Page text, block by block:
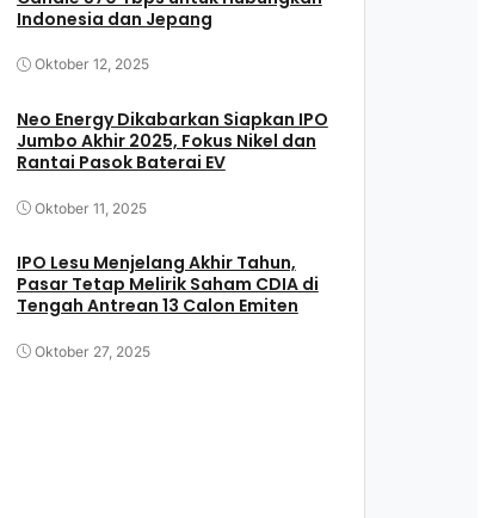
Indonesia dan Jepang
Oktober 12, 2025
Neo Energy Dikabarkan Siapkan IPO
Jumbo Akhir 2025, Fokus Nikel dan
Rantai Pasok Baterai EV
Oktober 11, 2025
IPO Lesu Menjelang Akhir Tahun,
Pasar Tetap Melirik Saham CDIA di
Tengah Antrean 13 Calon Emiten
Oktober 27, 2025